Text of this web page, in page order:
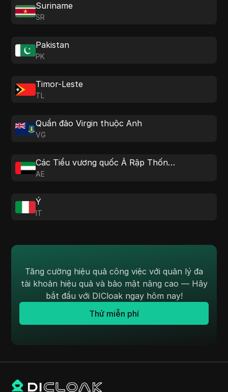
Suriname
SR
Pakistan
PK
Timor-Leste
TL
Quần đảo Virgin thuộc Anh
VG
Các Tiểu vương quốc Ả Rập Thống nhất
AE
Ý
IT
Tăng cường hiệu quả công việc với quản lý đa
tài khoản hiệu quả và bảo mật nâng cao — Hãy
bắt đầu với DICloak ngay hôm nay!
Thử miễn phí